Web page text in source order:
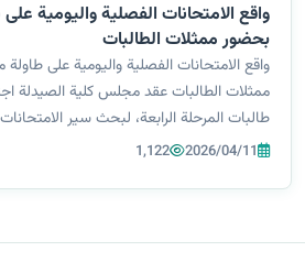
واقع الامتحانات الفصلية واليومية
بحضور ممثلات الطالبات
واقع الامتحانات الفصلية واليومية على
ممثلات الطالبات عقد مجلس كلية الصيدلة
طالبات المرحلة الرابعة، لبحث سير
ومناقشة أبرز التحديات الأكاديمية المرتبطة
2026/04/11
1,122